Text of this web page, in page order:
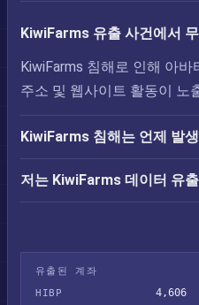
KiwiFarms 유출 사건에서
KiwiFarms 침해로 인해 아
주소 및 웹사이트 활동이 노
KiwiFarms 침해는 언제 발
저는 KiwiFarms 데이터 유
유출된 계좌
HIBP
4,606